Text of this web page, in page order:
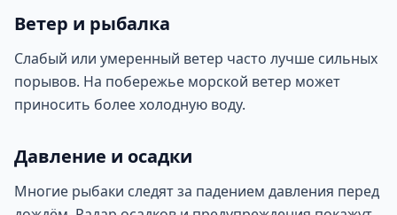
Ветер и рыбалка
Слабый или умеренный ветер часто лучше сильных
порывов. На побережье морской ветер может
приносить более холодную воду.
Давление и осадки
Многие рыбаки следят за падением давления перед